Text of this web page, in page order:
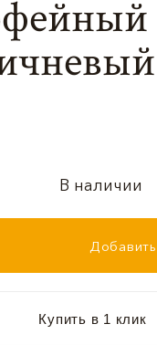
В наличии
Купить в 1 клик